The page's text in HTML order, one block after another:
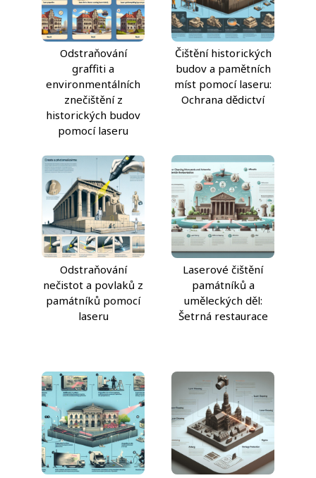
Odstraňování
graffiti a
environmentálních
znečištění z
historických budov
pomocí laseru
Čištění historických
budov a pamětních
míst pomocí laseru:
Ochrana dědictví
Odstraňování
nečistot a povlaků z
památníků pomocí
laseru
Laserové čištění
památníků a
uměleckých děl:
Šetrná restaurace